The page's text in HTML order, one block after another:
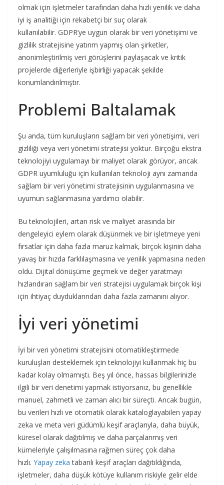
olmak için işletmeler tarafından daha hızlı yenilik ve daha
iyi iş analitiği için rekabetçi bir suç olarak
kullanılabilir. GDPR’ye uygun olarak bir veri yönetişimi ve
gizlilik stratejisine yatırım yapmış olan şirketler,
anonimleştirilmiş veri görüşlerini paylaşacak ve kritik
projelerde diğerleriyle işbirliği yapacak şekilde
konumlandırılmıştır.
Problemi Baltalamak
Şu anda, tüm kuruluşların sağlam bir veri yönetişimi, veri
gizliliği veya veri yönetimi stratejisi yoktur. Birçoğu ekstra
teknolojiyi uygulamayı bir maliyet olarak görüyor, ancak
GDPR uyumluluğu için kullanılan teknoloji aynı zamanda
sağlam bir veri yönetimi stratejisinin uygulanmasına ve
uyumun sağlanmasına yardımcı olabilir.
Bu teknolojileri, artan risk ve maliyet arasında bir
dengeleyici eylem olarak düşünmek ve bir işletmeye yeni
fırsatlar için daha fazla maruz kalmak, birçok kişinin daha
yavaş bir hızda farklılaşmasına ve yenilik yapmasına neden
oldu. Dijital dönüşüme geçmek ve değer yaratmayı
hızlandıran sağlam bir veri stratejisi uygulamak birçok kişi
için ihtiyaç duyduklarından daha fazla zamanını alıyor.
İyi veri yönetimi
İyi bir veri yönetimi stratejisini otomatikleştirmede
kuruluşları desteklemek için teknolojiyi kullanmak hiç bu
kadar kolay olmamıştı. Beş yıl önce, hassas bilgilerinizle
ilgili bir veri denetimi yapmak istiyorsanız, bu genellikle
manuel, zahmetli ve zaman alıcı bir süreçti. Ancak bugün,
bu verileri hızlı ve otomatik olarak kataloglayabilen yapay
zeka ve meta veri güdümlü keşif araçlarıyla, daha büyük,
küresel olarak dağıtılmış ve daha parçalanmış veri
kümeleriyle çalışılmasına rağmen süreç çok daha
hızlı. Yapay zekatabanlı keşif araçları dağıtıldığında,
işletmeler, daha düşük kötüye kullanım riskiyle gelir elde